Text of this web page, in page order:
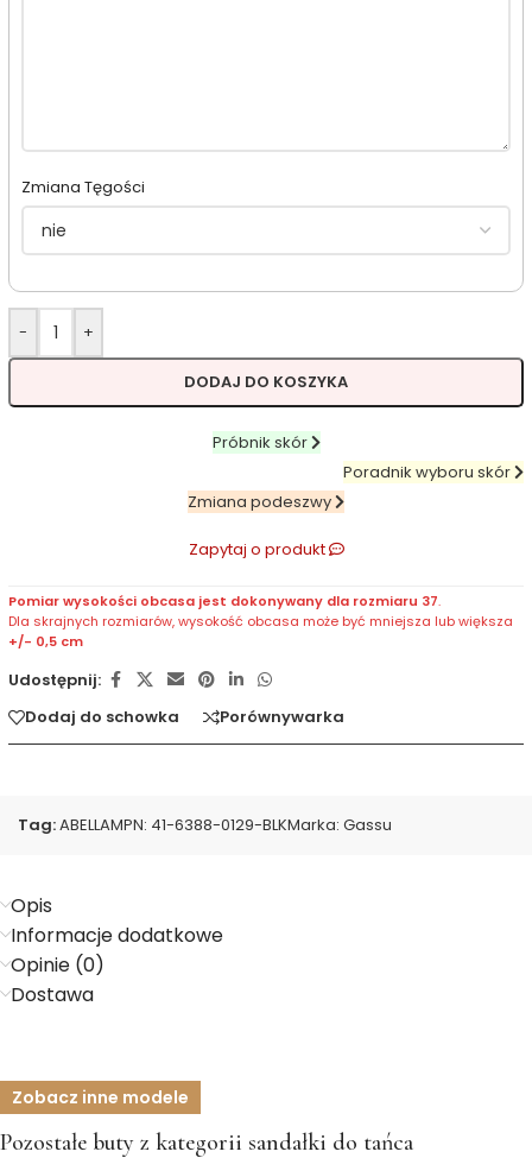
Zmiana Tęgości
- +
DODAJ DO KOSZYKA
Próbnik skór
Poradnik wyboru skór
Zmiana podeszwy
Zapytaj o produkt
Pomiar wysokości obcasa jest dokonywany dla rozmiaru 37.
Dla skrajnych rozmiarów, wysokość obcasa może być mniejsza lub większa
+/- 0,5 cm
Udostępnij:
Dodaj do schowka
Porównywarka
Tag:ABELLAMPN: 41-6388-0129-BLKMarka: Gassu
Opis
Informacje dodatkowe
Opinie (0)
Dostawa
Zobacz inne modele
Pozostałe buty z kategorii sandałki do tańca